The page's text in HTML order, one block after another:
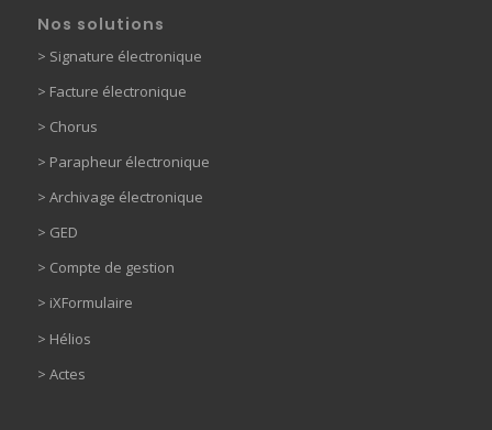
Nos solutions
> Signature électronique
> Facture électronique
> Chorus
> Parapheur électronique
> Archivage électronique
> GED
> Compte de gestion
> iXFormulaire
> Hélios
> Actes